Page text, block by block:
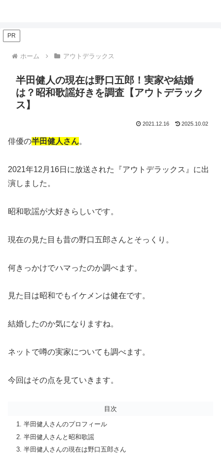
PR
ホーム アウトデラックス
半田健人の現在は野口五郎！実家や結婚
は？昭和歌謡好きを調査【アウトデラック
ス】
2021.12.16 2025.10.02
俳優の半田健人さん。
2021年12月16日に放送された『アウトデラックス』に出
演しました。
昭和歌謡が大好きらしいです。
現在の見た目も昔の野口五郎さんとそっくり。
何きっかけでハマったのか調べます。
見た目は昭和でもイケメンは健在です。
結婚したのか気になりますね。
ネットで噂の実家についても調べます。
今回はその点を見ていきます。
目次
半田健人さんのプロフィール
半田健人さんと昭和歌謡
半田健人さんの現在は野口五郎さん